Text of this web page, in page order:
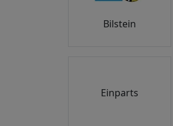
Bilstein
Einparts